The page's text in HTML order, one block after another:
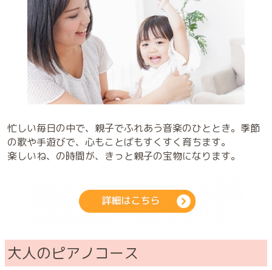
忙しい毎日の中で、親子でふれあう音楽のひととき。季節
の歌や手遊びで、心もことばもすくすく育ちます。
楽しいね、の時間が、きっと親子の宝物になります。
大人のピアノコース